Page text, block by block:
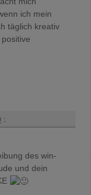
ich mein
täglich kreativ
:
des win-
und dein